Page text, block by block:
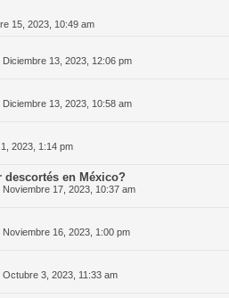
15, 2023, 10:49 am
Diciembre 13, 2023, 12:06 pm
Diciembre 13, 2023, 10:58 am
2023, 1:14 pm
descortés en México?
Noviembre 17, 2023, 10:37 am
Noviembre 16, 2023, 1:00 pm
Octubre 3, 2023, 11:33 am